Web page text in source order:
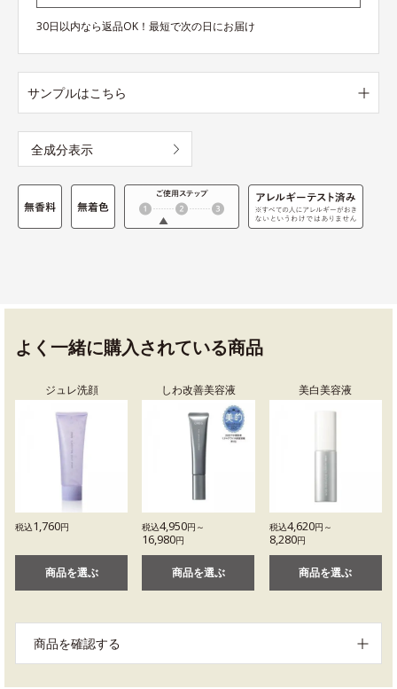
30日以内なら返品OK！最短で次の日にお届け
サンプルはこちら
全成分表示
よく一緒に購入されている商品
ジュレ洗顔
税込1,760円
商品を選ぶ
しわ改善美容液
税込4,950円～
16,980円
商品を選ぶ
美白美容液
税込4,620円～
8,280円
商品を選ぶ
商品を確認する